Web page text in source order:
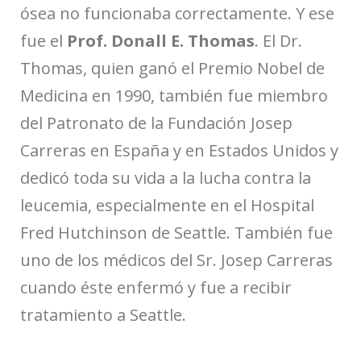
ósea no funcionaba correctamente. Y ese
fue el Prof. Donall E. Thomas. El Dr.
Thomas, quien ganó el Premio Nobel de
Medicina en 1990, también fue miembro
del Patronato de la Fundación Josep
Carreras en España y en Estados Unidos y
dedicó toda su vida a la lucha contra la
leucemia, especialmente en el Hospital
Fred Hutchinson de Seattle. También fue
uno de los médicos del Sr. Josep Carreras
cuando éste enfermó y fue a recibir
tratamiento a Seattle.